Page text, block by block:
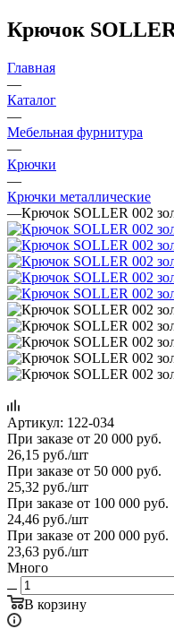
Крючок SOLLER
Главная
—
Каталог
—
Мебельная фурнитура
—
Крючки
—
Крючки металлические
—Крючок SOLLER 002
Артикул: 122-034
При заказе от 20 000 руб.
26,15 руб./шт
При заказе от 50 000 руб.
25,32 руб./шт
При заказе от 100 000 руб.
24,46 руб./шт
При заказе от 200 000 руб.
23,63 руб./шт
Много
В корзину